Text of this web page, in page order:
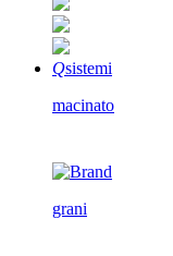
Qsistemi
macinato
grani